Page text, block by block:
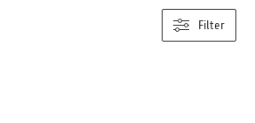
Filter